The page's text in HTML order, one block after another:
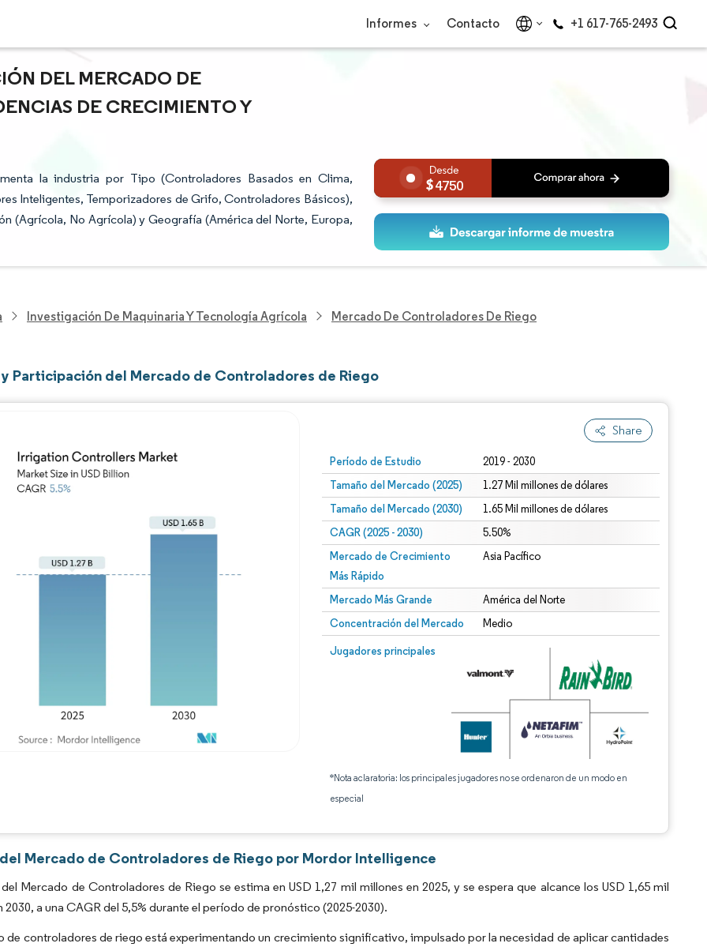
Informes Contacto +1 617-765-2493
DEL MERCADO DE
DE CRECIMIENTO Y
la industria por Tipo (Controladores Basados en Clima,
Inteligentes, Temporizadores de Grifo, Controladores Básicos),
(Agrícola, No Agrícola) y Geografía (América del Norte, Europa,
4750
Investigación De Maquinaria Y Tecnología Agrícola Mercado De Controladores De Riego
y Participación del Mercado de Controladores de Riego
Share
Período de Estudio 2019 - 2030
Tamaño del Mercado (2025) 1.27 Mil millones de dólares
Tamaño del Mercado (2030) 1.65 Mil millones de dólares
CAGR (2025 - 2030) 5.50%
Mercado de Crecimiento
Más Rápido
Asia Pacífico
Mercado Más Grande América del Norte
Concentración del Mercado Medio
Jugadores principales
*Nota aclaratoria: los principales jugadores no se ordenaron de un modo en
especial
Mercado de Controladores de Riego por Mordor Intelligence
Mercado de Controladores de Riego se estima en USD 1,27 mil millones en 2025, y se espera que alcance los USD 1,65 mil
2030, a una CAGR del 5,5% durante el período de pronóstico (2025-2030).
de controladores de riego está experimentando un crecimiento significativo, impulsado por la necesidad de aplicar cantidades